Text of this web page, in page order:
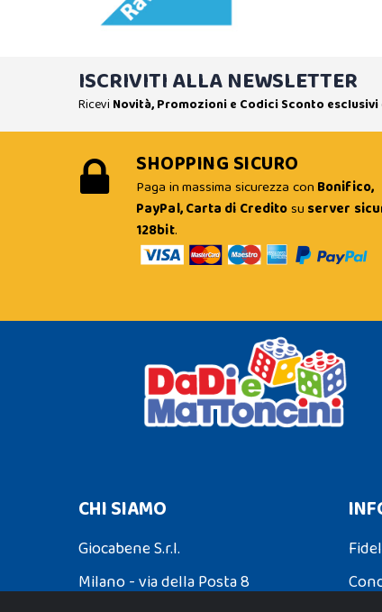
ISCRIVITI ALLA NEWSLETTER
Ricevi Novità, Promozioni e Codici Sconto esclusivi
SHOPPING SICURO
Paga in massima sicurezza con Bonifico,
PayPal, Carta di Creditosu server
128bit.
CHI SIAMO
Giocabene S.r.l.
Milano - via della Posta 8